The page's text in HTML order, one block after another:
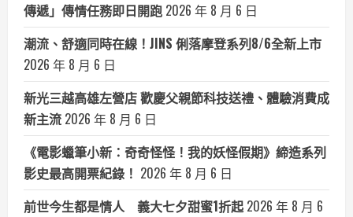
傳遞」傳情任務即日開跑 2026 年 8 月 6 日
潮流、舒適同時在線！JINS 俐落摩登系列8/6全新上市
2026 年 8 月 6 日
新光三越高雄左營店 歡慶父親節科技送禮、體驗消費成
新主流 2026 年 8 月 6 日
《電影蠟筆小新：奇奇怪怪！我的妖怪假期》締造系列
影史最高開票紀錄！ 2026 年 8 月 6 日
前世今生都是情人 義大七夕甜蜜1折起 2026 年 8 月 6